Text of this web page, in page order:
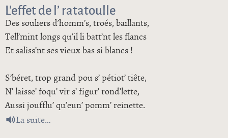
L’effet de l’ ratatoulle
Des souliers d’homm’s, troés, baillants,
Tell’mint longs qu’il li batt’nt les flancs
Et saliss’nt ses vieux bas si blancs !
S’béret, trop grand pou s’ pétiot’ tiête,
N’ laisse’ foqu’ vir s’ figur’ rond’lette,
Aussi joufflu’ qu’eun’ pomm’ reinette.
La suitede L’effet de l’ ratatoulle